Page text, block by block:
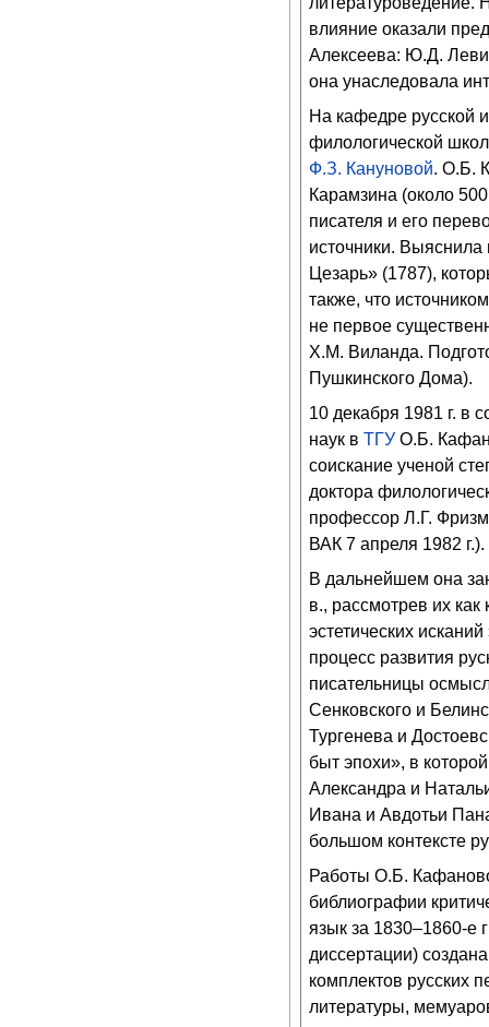
влияние оказали
Алексеева: Ю.Д.
она унаследовала
На кафедре русской
филологической
Ф.З. Кануновой. О.Б.
Карамзина (около
писателя и его
источники. Выяснила
Цезарь» (1787),
также, что
не первое
Х.М. Виланда.
Пушкинского Дома).
10 декабря 1981 г. в
наук в ТГУО.Б.
соискание ученой
доктора
профессор Л.Г.
ВАК 7 апреля 1982 г.).
В дальнейшем она
в., рассмотрев их
эстетических
процесс развития
писательницы
Сенковского и
Тургенева и
быт эпохи», в
Александра и
Ивана и Авдотьи
большом контексте
Работы О.Б.
библиографии
язык за 1830–1860-е
диссертации)
комплектов русских
литературы,